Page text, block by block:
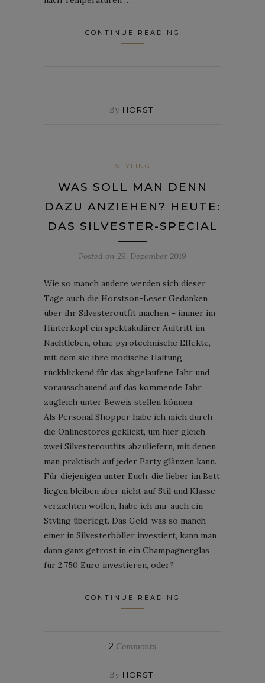
CONTINUE READING
By HORST
STYLING
WAS SOLL MAN DENN
DAZU ANZIEHEN? HEUTE:
DAS SILVESTER-SPECIAL
Posted on 29. Dezember 2019
Wie so manch andere werden sich dieser
Tage auch die Horstson-Leser Gedanken
über ihr Silvesteroutfit machen – immer im
Hinterkopf ein spektakulärer Auftritt im
Nachtleben, ohne pyrotechnische Effekte,
mit dem sie ihre modische Haltung
rückblickend für das abgelaufene Jahr und
vorausschauend auf das kommende Jahr
zugleich unter Beweis stellen können.
Als Personal Shopper habe ich mich durch
die Onlinestores geklickt, um hier gleich
zwei Silvesteroutfits abzuliefern, mit denen
man praktisch auf jeder Party glänzen kann.
Für diejenigen unter Euch, die lieber im Bett
liegen bleiben aber nicht auf Stil und Klasse
verzichten wollen, habe ich mir auch ein
Styling überlegt. Das Geld, was so manch
einer in Silvesterböller investiert, kann man
dann ganz getrost in ein Champagnerglas
für 2.750 Euro investieren, oder?
CONTINUE READING
2 Comments
By HORST